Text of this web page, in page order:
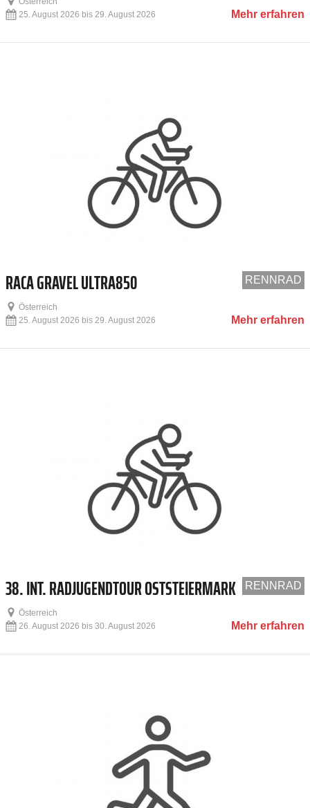
Mehr erfahren
25. August 2026 bis 29. August 2026
RENNRAD
RACA GRAVEL ULTRA850
Österreich
Mehr erfahren
25. August 2026 bis 29. August 2026
RENNRAD
38. INT. RADJUGENDTOUR OSTSTEIERMARK
Österreich
Mehr erfahren
26. August 2026 bis 30. August 2026